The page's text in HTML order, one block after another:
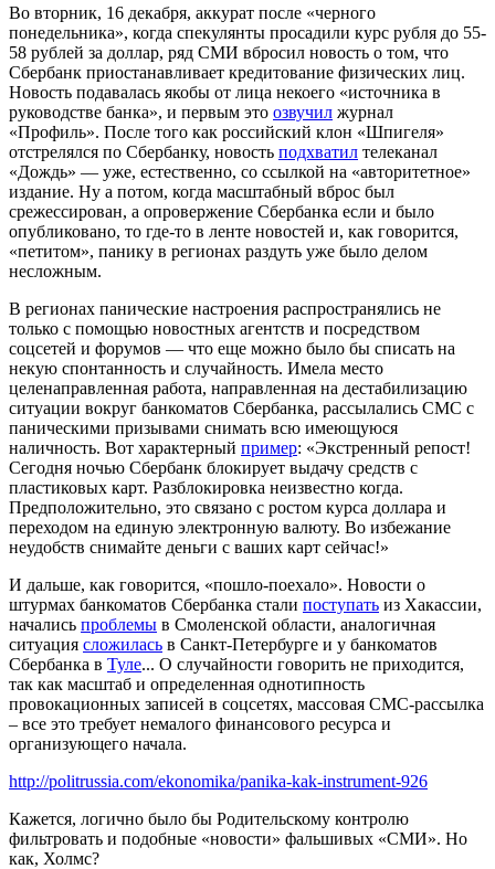
Во вторник, 16 декабря, аккурат после «черного
понедельника», когда спекулянты просадили курс рубля до 55-
58 рублей за доллар, ряд СМИ вбросил новость о том, что
Сбербанк приостанавливает кредитование физических лиц.
Новость подавалась якобы от лица некоего «источника в
руководстве банка», и первым это озвучил журнал
«Профиль». После того как российский клон «Шпигеля»
отстрелялся по Сбербанку, новость подхватил телеканал
«Дождь» — уже, естественно, со ссылкой на «авторитетное»
издание. Ну а потом, когда масштабный вброс был
срежессирован, а опровержение Сбербанка если и было
опубликовано, то где-то в ленте новостей и, как говорится,
«петитом», панику в регионах раздуть уже было делом
несложным.
В регионах панические настроения распространялись не
только с помощью новостных агентств и посредством
соцсетей и форумов — что еще можно было бы списать на
некую спонтанность и случайность. Имела место
целенаправленная работа, направленная на дестабилизацию
ситуации вокруг банкоматов Сбербанка, рассылались СМС с
паническими призывами снимать всю имеющуюся
наличность. Вот характерный пример: «Экстренный репост!
Сегодня ночью Сбербанк блокирует выдачу средств с
пластиковых карт. Разблокировка неизвестно когда.
Предположительно, это связано с ростом курса доллара и
переходом на единую электронную валюту. Во избежание
неудобств снимайте деньги с ваших карт сейчас!»
И дальше, как говорится, «пошло-поехало». Новости о
штурмах банкоматов Сбербанка стали поступать из Хакассии,
начались проблемы в Смоленской области, аналогичная
ситуация сложилась в Санкт-Петербурге и у банкоматов
Сбербанка в Туле... О случайности говорить не приходится,
так как масштаб и определенная однотипность
провокационных записей в соцсетях, массовая СМС-рассылка
– все это требует немалого финансового ресурса и
организующего начала.
http://politrussia.com/ekonomika/panika-kak-instrument-926
Кажется, логично было бы Родительскому контролю
фильтровать и подобные «новости» фальшивых «СМИ». Но
как, Холмс?